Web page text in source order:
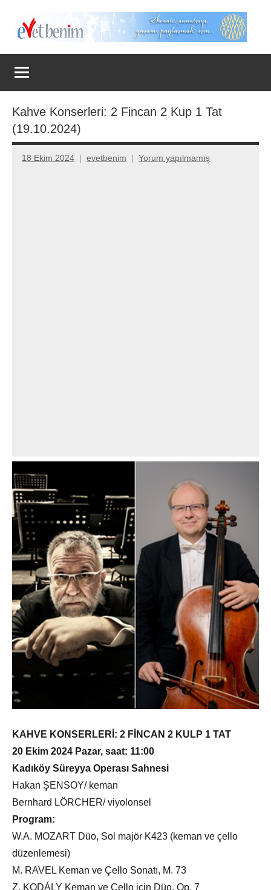
Evet
Benim
Kahve Konserleri: 2 Fincan 2 Kup 1 Tat
(19.10.2024)
18 Ekim 2024 evetbenim Yorum yapılmamış
KAHVE KONSERLERİ: 2 FİNCAN 2 KULP 1 TAT
20 Ekim 2024 Pazar, saat: 11:00
Kadıköy Süreyya Operası Sahnesi
Hakan ŞENSOY/ keman
Bernhard LÖRCHER/ viyolonsel
Program:
W.A. MOZART Düo, Sol majör K423 (keman ve çello
düzenlemesi)
M. RAVEL Keman ve Çello Sonatı, M. 73
Z. KODÁLY Keman ve Çello için Düo, Op. 7